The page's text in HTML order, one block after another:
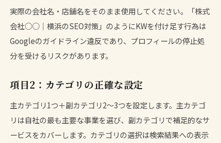
実際の会社名・店舗名をそのまま使用してください。「株式
会社○○｜横浜のSEO対策」のようにKWを付け足す行為は
Googleのガイドライン違反であり、プロフィールの停止処
分を受けるリスクがあります。
項目2：カテゴリの正確な設定
主カテゴリ1つ＋副カテゴリ2〜3つを設定します。主カテゴ
リは自社の最も主要な事業を選び、副カテゴリで補足的なサ
ービスをカバーします。カテゴリの選択は検索結果への表示